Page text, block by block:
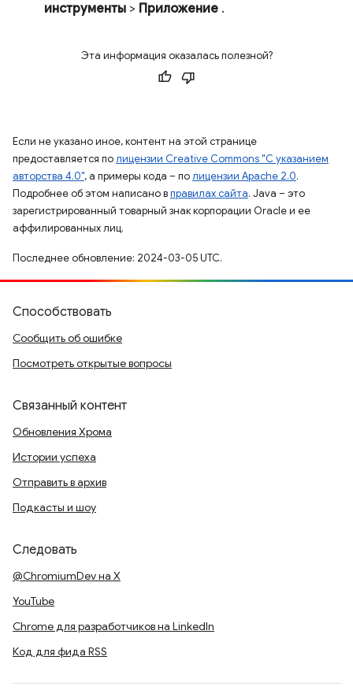
инструменты > Приложение .
Эта информация оказалась полезной?
Если не указано иное, контент на этой странице
предоставляется полицензии Creative Commons "С указанием
авторства 4.0", а примеры кода – полицензии Apache 2.0.
Подробнее об этом написано вправилах сайта. Java – это
зарегистрированный товарный знак корпорации Oracle и ее
аффилированных лиц.
Последнее обновление: 2024-03-05 UTC.
Способствовать
Сообщить об ошибке
Посмотреть открытые вопросы
Связанный контент
Обновления Хрома
Истории успеха
Отправить в архив
Подкасты и шоу
Следовать
@ChromiumDev на X
YouTube
Chrome для разработчиков на LinkedIn
Код для фида RSS